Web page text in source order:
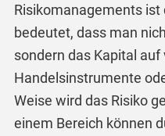
Risikomanagements
bedeutet, dass man
sondern das Kapital auf
Handelsinstrumente
Weise wird das Risiko
einem Bereich können